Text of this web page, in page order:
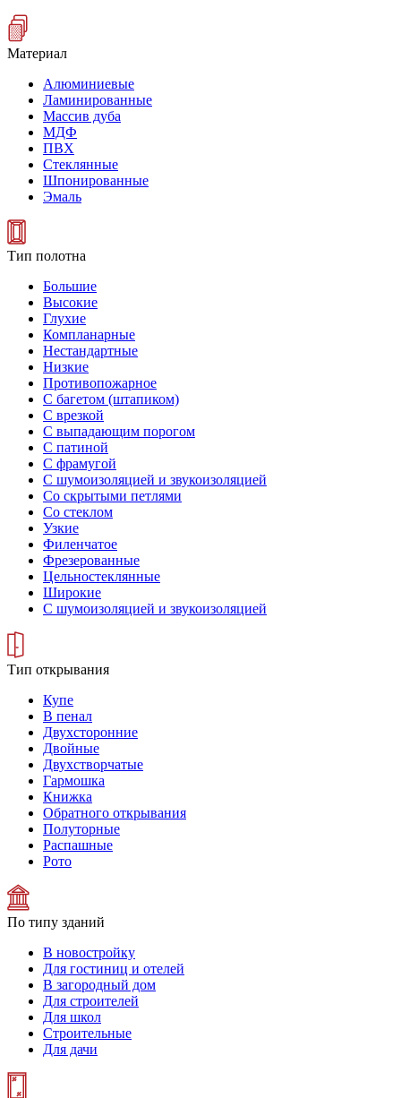
Материал
Алюминиевые
Ламинированные
Массив дуба
МДФ
ПВХ
Стеклянные
Шпонированные
Эмаль
Тип полотна
Большие
Высокие
Глухие
Компланарные
Нестандартные
Низкие
Противопожарное
С багетом (штапиком)
С врезкой
С выпадающим порогом
С патиной
С фрамугой
С шумоизоляцией и звукоизоляцией
Со скрытыми петлями
Со стеклом
Узкие
Филенчатое
Фрезерованные
Цельностеклянные
Широкие
С шумоизоляцией и звукоизоляцией
Тип открывания
Купе
В пенал
Двухсторонние
Двойные
Двухстворчатые
Гармошка
Книжка
Обратного открывания
Полуторные
Распашные
Рото
По типу зданий
В новостройку
Для гостиниц и отелей
В загородный дом
Для строителей
Для школ
Строительные
Для дачи